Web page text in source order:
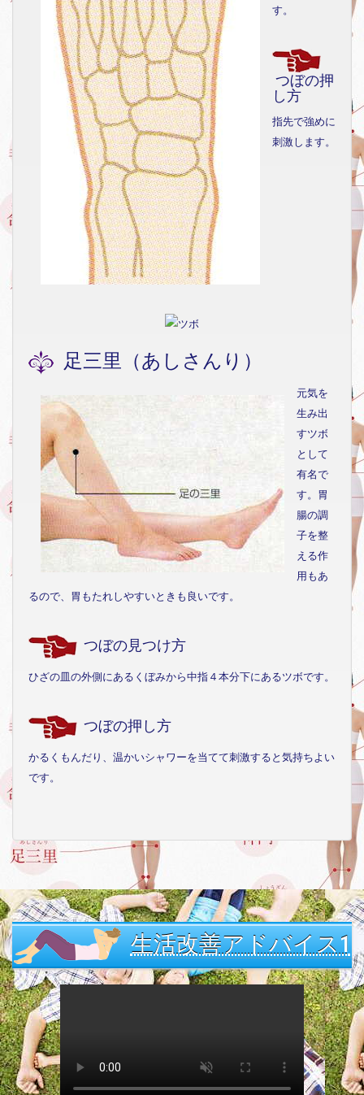
す。
つぼの押
し方
指先で強めに
刺激します。
足三里（あしさんり）
元気を
生み出
すツボ
として
有名で
す。胃
腸の調
子を整
える作
用もあ
るので、胃もたれしやすいときも良いです。
つぼの見つけ方
ひざの皿の外側にあるくぼみから中指４本分下にあるツボです。
つぼの押し方
かるくもんだり、温かいシャワーを当てて刺激すると気持ちよい
です。
生活改善アドバイス1